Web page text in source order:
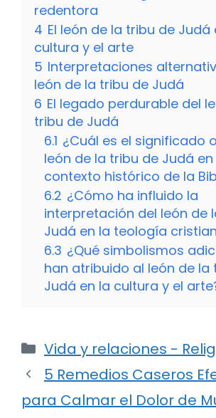
redentora
4 El león de la tribu de Judá
cultura y el arte
5 Interpretaciones
león de la tribu de Judá
6 El legado perdurable del
tribu de Judá
6.1 ¿Cuál es el significado
león de la tribu de Judá en
contexto histórico de la
6.2 ¿Cómo ha influido la
interpretación del león de
Judá en la teología
6.3 ¿Qué simbolismos
han atribuido al león de la
Judá en la cultura y el
Categorías
Vida y relaciones -
5 Remedios Caseros
para Calmar el Dolor de